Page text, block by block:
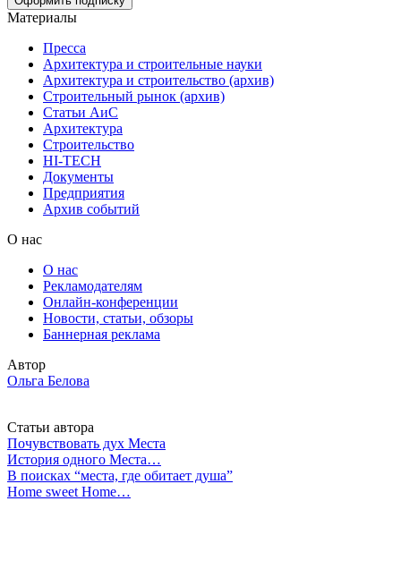
Материалы
Пресса
Архитектура и строительные науки
Архитектура и строительство (архив)
Строительный рынок (архив)
Статьи АиС
Архитектура
Строительство
HI-TECH
Документы
Предприятия
Архив событий
О нас
О нас
Рекламодателям
Онлайн-конференции
Новости, статьи, обзоры
Баннерная реклама
Автор
Ольга Белова
Статьи автора
Почувствовать дух Места
История одного Места…
В поисках “места, где обитает душа”
Home sweet Home…